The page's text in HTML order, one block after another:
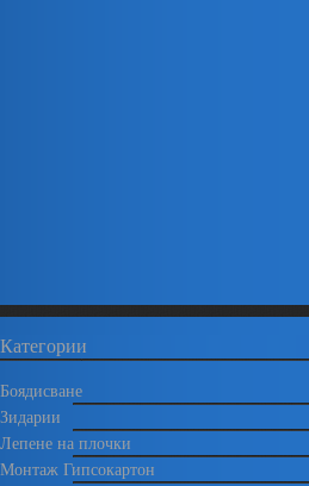
Категории
Боядисване
Зидарии
Лепене на плочки
Монтаж Гипсокартон